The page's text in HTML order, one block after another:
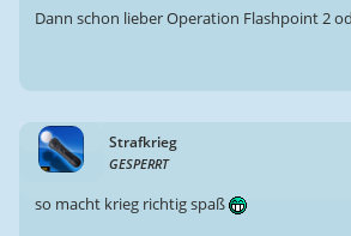
Dann schon lieber Operation Flashpoint 2
Strafkrieg
GESPERRT
so macht krieg richtig spaß